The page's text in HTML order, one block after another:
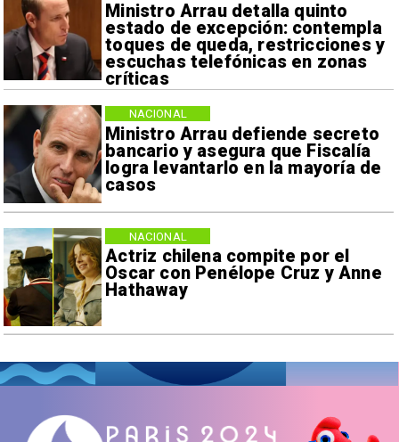
Ministro Arrau detalla quinto
estado de excepción: contempla
toques de queda, restricciones y
escuchas telefónicas en zonas
críticas
Ministro Arrau defiende secreto
bancario y asegura que Fiscalía
logra levantarlo en la mayoría de
casos
NACIONAL
Actriz chilena compite por el
Oscar con Penélope Cruz y Anne
Hathaway
NACIONAL